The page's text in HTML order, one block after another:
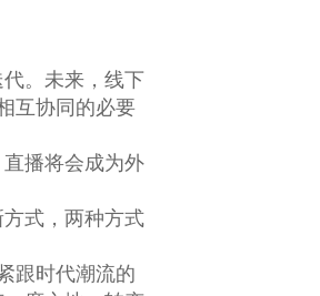
。未来，线下
互协同的必要
播将会成为外
式，两种方式
跟时代潮流的